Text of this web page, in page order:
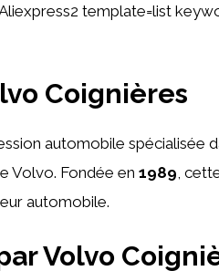
template=list
Coignières
automobile spécialisée
Volvo. Fondée en 1989,
automobile.
Volvo